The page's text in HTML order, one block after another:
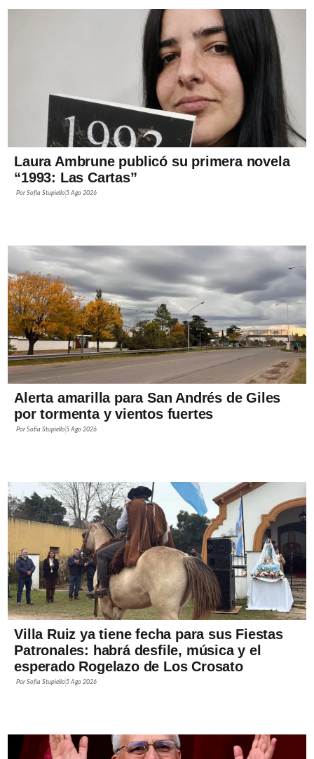
Laura Ambrune publicó su primera novela
“1993: Las Cartas”
PorSofía Stupiello5 Ago 2026
Alerta amarilla para San Andrés de Giles
por tormenta y vientos fuertes
PorSofía Stupiello5 Ago 2026
Villa Ruiz ya tiene fecha para sus Fiestas
Patronales: habrá desfile, música y el
esperado Rogelazo de Los Crosato
PorSofía Stupiello5 Ago 2026